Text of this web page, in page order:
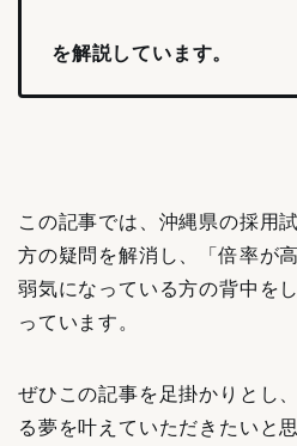
を解説しています。
この記事では、沖縄県の採用
方の疑問を解消し、「倍率が
弱気になっている方の背中を
っています。
ぜひこの記事を足掛かりとし
る夢を叶えていただきたいと